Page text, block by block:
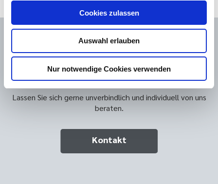
Cookies zulassen
Auswahl erlauben
Nur notwendige Cookies verwenden
Sie haben noch Fragen?
Lassen Sie sich gerne unverbindlich und individuell von uns
beraten.
Kontakt